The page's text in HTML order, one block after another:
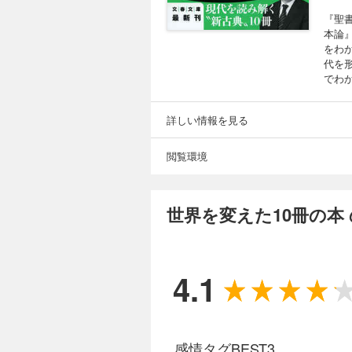
『
本論
をわ
代を
でわ
詳しい情報を見る
閲覧環境
世界を変えた10冊の
4.1